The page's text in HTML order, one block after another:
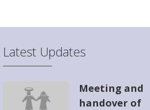
Latest Updates
Meeting and
handover of